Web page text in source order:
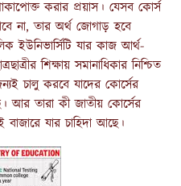
করার প্রয়াস। যেসব কোর্স
না, তার অর্থ জোগাড় হবে
ইউনিভার্সিটি যার কাজ আর্থ-
শিক্ষায় সমানাধিকার নিশ্চিত
চালু করবে যাদের কোর্সের
আর তারা কী জাতীয় কোর্সের
যার চাহিদা আছে।